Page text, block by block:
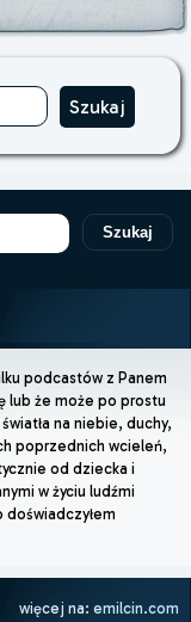
Szukaj
podcastów z Panem
lub że może po prostu
na niebie, duchy,
poprzednich wcieleń,
od dziecka i
w życiu ludźmi
doświadczyłem
więcej na: emilcin.com